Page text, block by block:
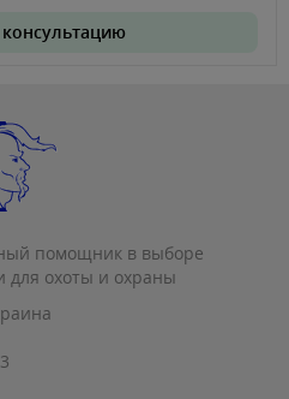
помощник в выборе
для охоты и охраны